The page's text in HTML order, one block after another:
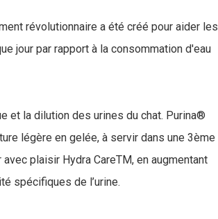
révolutionnaire a été créé pour aider les
jour par rapport à la consommation d'eau
et la dilution des urines du chat. Purina®
légère en gelée, à servir dans une 3ème
plaisir Hydra CareTM, en augmentant
spécifiques de l’urine.